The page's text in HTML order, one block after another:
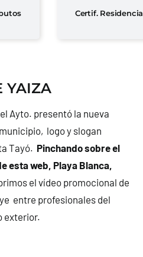
Certif. Residencia
YAIZA
Ayto. presentó la nueva
logo y slogan
Tayó. Pinchando sobre el
esta web, Playa Blanca,
el vídeo promocional de
entre profesionales del
exterior.